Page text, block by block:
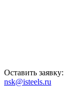
Оставить заявку:
nsk@isteels.ru